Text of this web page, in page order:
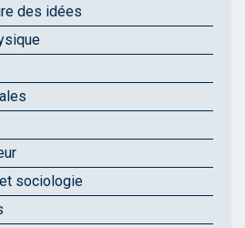
des idées
sociologie